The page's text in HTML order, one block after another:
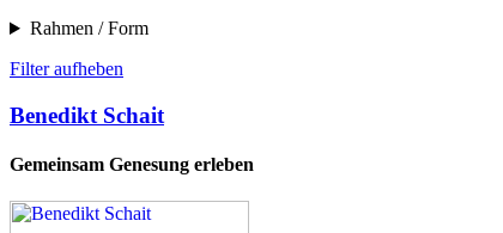
Rahmen / Form
Filter aufheben
Benedikt Schait
Gemeinsam Genesung erleben